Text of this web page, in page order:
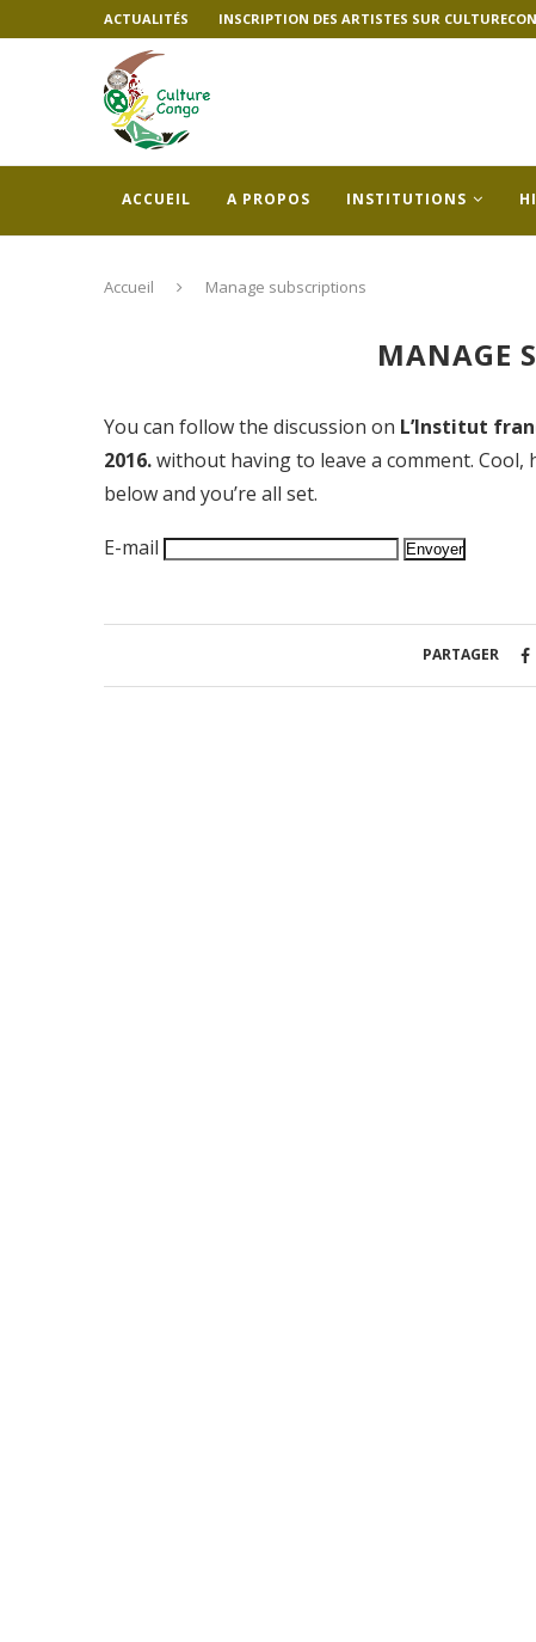
ACTUALITÉS INSCRIPTION DES ARTISTES SUR
ACCUEIL A PROPOS INSTITUTIONS
Accueil Manage subscriptions
MANAGE
You can follow the discussion on L’Institut
2016.without having to leave a comment.
below and you’re all set.
E-mail
PARTAGER